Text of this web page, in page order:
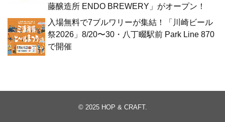
藤醸造所 ENDO BREWERY」がオープン！
入場無料で7ブルワリーが集結！「川崎ビール
祭2026」8/20〜30・八丁畷駅前 Park Line 870
で開催
© 2025 HOP & CRAFT.